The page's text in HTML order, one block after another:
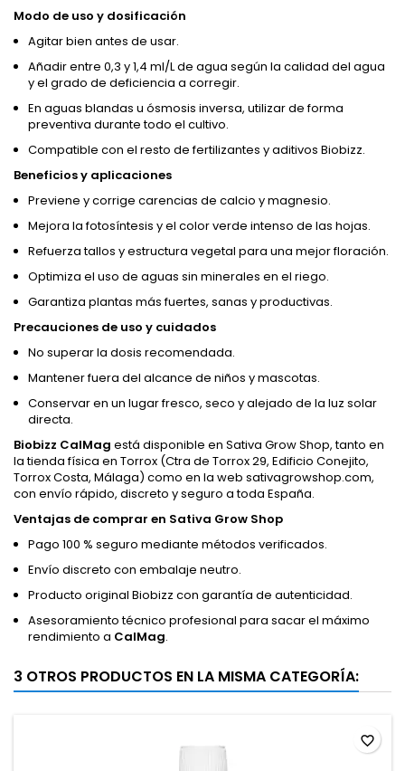
Modo de uso y dosificación
Agitar bien antes de usar.
Añadir entre 0,3 y 1,4 ml/L de agua según la calidad del agua
y el grado de deficiencia a corregir.
En aguas blandas u ósmosis inversa, utilizar de forma
preventiva durante todo el cultivo.
Compatible con el resto de fertilizantes y aditivos Biobizz.
Beneficios y aplicaciones
Previene y corrige carencias de calcio y magnesio.
Mejora la fotosíntesis y el color verde intenso de las hojas.
Refuerza tallos y estructura vegetal para una mejor floración.
Optimiza el uso de aguas sin minerales en el riego.
Garantiza plantas más fuertes, sanas y productivas.
Precauciones de uso y cuidados
No superar la dosis recomendada.
Mantener fuera del alcance de niños y mascotas.
Conservar en un lugar fresco, seco y alejado de la luz solar
directa.
Biobizz CalMag está disponible en Sativa Grow Shop, tanto en
la tienda física en Torrox (Ctra de Torrox 29, Edificio Conejito,
Torrox Costa, Málaga) como en la web sativagrowshop.com,
con envío rápido, discreto y seguro a toda España.
Ventajas de comprar en Sativa Grow Shop
Pago 100 % seguro mediante métodos verificados.
Envío discreto con embalaje neutro.
Producto original Biobizz con garantía de autenticidad.
Asesoramiento técnico profesional para sacar el máximo
rendimiento a CalMag.
3 OTROS PRODUCTOS EN LA MISMA CATEGORÍA:
favorite_border